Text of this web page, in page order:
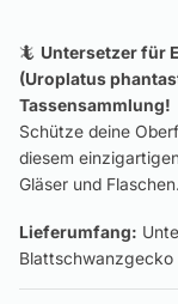
🦎 Untersetzer für
(Uroplatus
Tassensammlung!
Schütze deine
diesem
Gläser und Flaschen.
Lieferumfang:
Blattschwanzgecko